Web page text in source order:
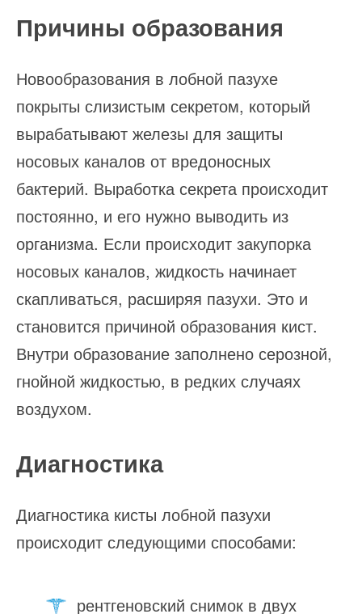
Причины образования
Новообразования в лобной пазухе
покрыты слизистым секретом, который
вырабатывают железы для защиты
носовых каналов от вредоносных
бактерий. Выработка секрета происходит
постоянно, и его нужно выводить из
организма. Если происходит закупорка
носовых каналов, жидкость начинает
скапливаться, расширяя пазухи. Это и
становится причиной образования кист.
Внутри образование заполнено серозной,
гнойной жидкостью, в редких случаях
воздухом.
Диагностика
Диагностика кисты лобной пазухи
происходит следующими способами:
рентгеновский снимок в двух